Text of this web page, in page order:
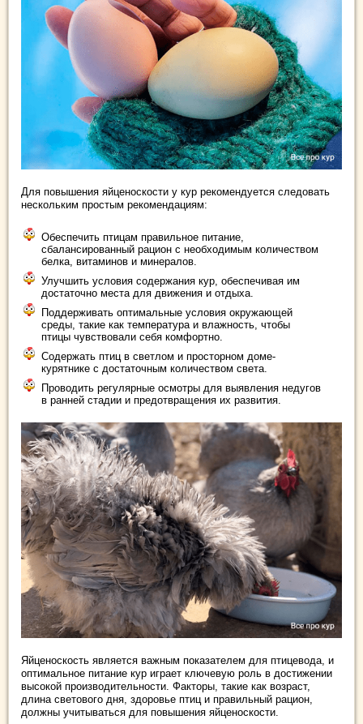
Для повышения яйценоскости у кур рекомендуется следовать
нескольким простым рекомендациям:
Обеспечить птицам правильное питание,
сбалансированный рацион с необходимым количеством
белка, витаминов и минералов.
Улучшить условия содержания кур, обеспечивая им
достаточно места для движения и отдыха.
Поддерживать оптимальные условия окружающей
среды, такие как температура и влажность, чтобы
птицы чувствовали себя комфортно.
Содержать птиц в светлом и просторном доме-
курятнике с достаточным количеством света.
Проводить регулярные осмотры для выявления недугов
в ранней стадии и предотвращения их развития.
Яйценоскость является важным показателем для птицевода, и
оптимальное питание кур играет ключевую роль в достижении
высокой производительности. Факторы, такие как возраст,
длина светового дня, здоровье птиц и правильный рацион,
должны учитываться для повышения яйценоскости.